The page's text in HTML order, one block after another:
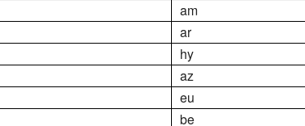
am
ar
hy
az
eu
be